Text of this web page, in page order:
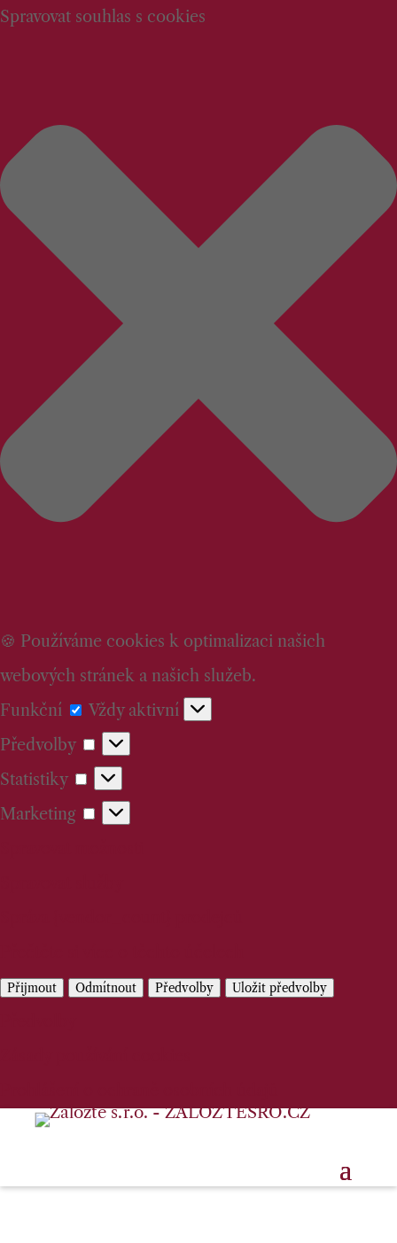
Spravovat souhlas s cookies
🍪 Používáme cookies k optimalizaci našich
webových stránek a našich služeb.
Funkční
Funkční
Vždy aktivní
Předvolby
Předvolby
Statistiky
Statistiky
Marketing
Marketing
Přijmout Odmítnout Předvolby Uložit předvolby